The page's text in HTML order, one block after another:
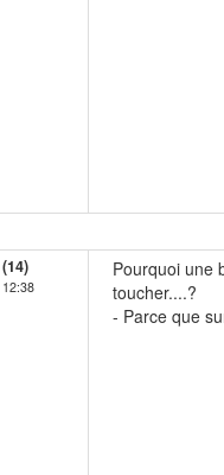
Pourquoi une
toucher....?
- Parce que